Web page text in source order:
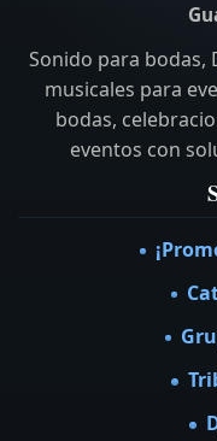
Sonido para bodas,
musicales para
bodas,
eventos con